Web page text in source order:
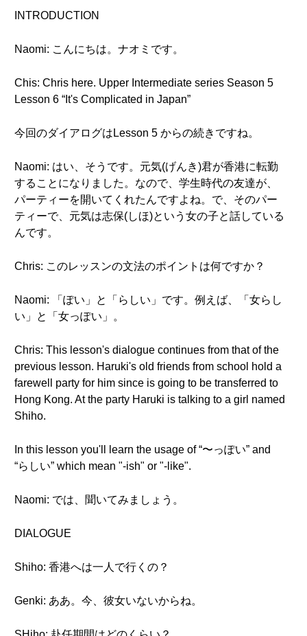
INTRODUCTION
Naomi: こんにちは。ナオミです。
Chis: Chris here. Upper Intermediate series Season 5
Lesson 6 “It's Complicated in Japan”
今回のダイアログはLesson 5 からの続きですね。
Naomi: はい、そうです。元気(げんき)君が香港に転勤
することになりました。なので、学生時代の友達が、
パーティーを開いてくれたんですよね。で、そのパー
ティーで、元気は志保(しほ)という女の子と話している
んです。
Chris: このレッスンの文法のポイントは何ですか？
Naomi: 「ぽい」と「らしい」です。例えば、「女らし
い」と「女っぽい」。
Chris: This lesson's dialogue continues from that of the
previous lesson. Haruki's old friends from school hold a
farewell party for him since is going to be transferred to
Hong Kong. At the party Haruki is talking to a girl named
Shiho.
In this lesson you'll learn the usage of “〜っぽい” and
“らしい” which mean "-ish" or "-like".
Naomi: では、聞いてみましょう。
DIALOGUE
Shiho: 香港へは一人で行くの？
Genki: ああ。今、彼女いないからね。